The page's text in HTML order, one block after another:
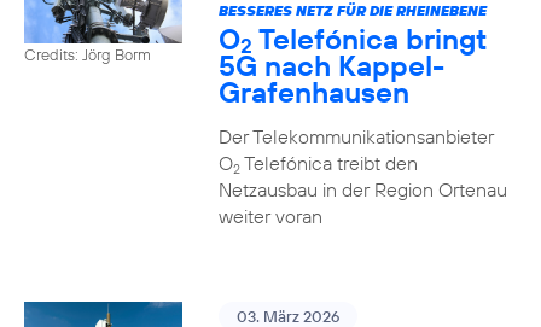
Credits: Jörg Borm
BESSERES NETZ FÜR DIE RHEINEBENE
O2 Telefónica bringt
5G nach Kappel-
Grafenhausen
Der Telekommunikationsanbieter
O2Telefónica treibt den
Netzausbau in der Region Ortenau
weiter voran
03. März 2026